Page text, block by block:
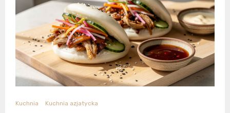
Kuchnia Kuchnia azjatycka